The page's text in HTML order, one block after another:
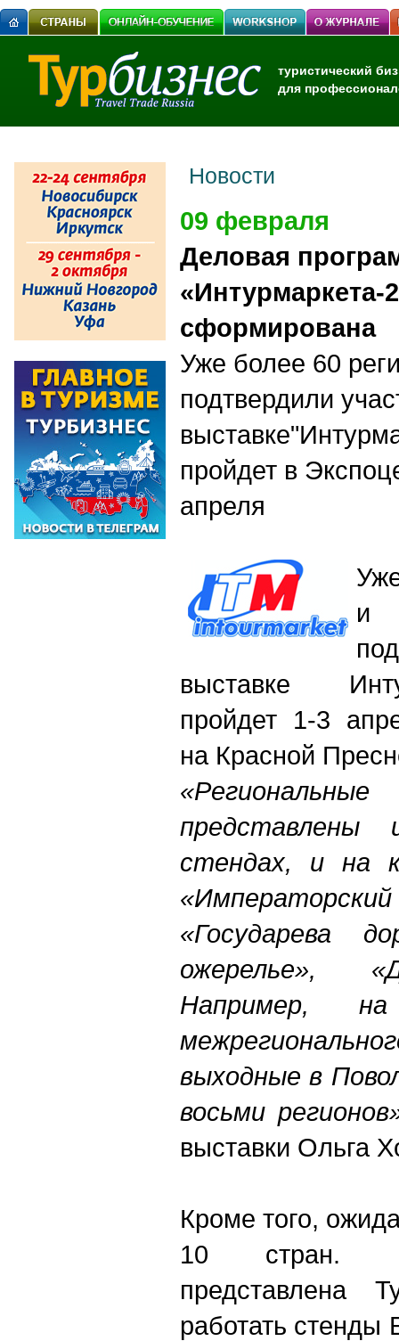
туристический
для
Новости
09 февраля
Деловая
«Интурмаркета-
сформирована
Уже более 60
подтвердили
пройдет в
апреля
и
выставке
пройдет 1-3
на Красной
стендах, и на
«Государева
ожерелье»,
Например,
выходные в
восьми
выставки Ольга
Кроме того,
10 стран.
представлена
работать стенды